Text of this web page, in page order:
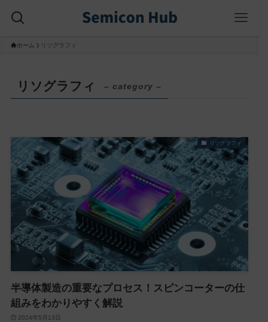
ホーム リソグラフィ
リソグラフィ – category –
リソグラフィ
半導体製造の重要なプロセス！スピンコーターの仕
組みをわかりやすく解説
2024年5月13日